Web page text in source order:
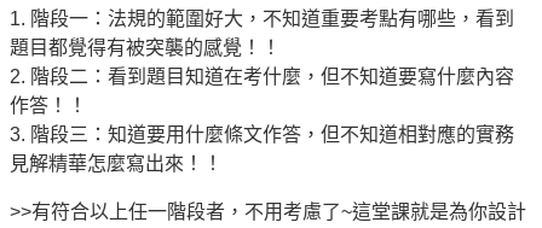
1. 階段一：法規的範圍好大，不知道重要考點有哪些，看到
題目都覺得有被突襲的感覺！！
2. 階段二：看到題目知道在考什麼，但不知道要寫什麼內容
作答！！
3. 階段三：知道要用什麼條文作答，但不知道相對應的實務
見解精華怎麼寫出來！！
>>有符合以上任一階段者，不用考慮了~這堂課就是為你設計